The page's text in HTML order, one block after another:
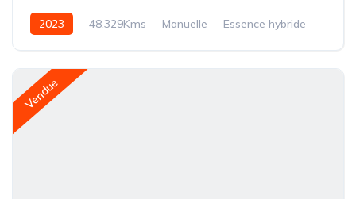
2023 48.329Kms Manuelle Essence hybride
Vendue